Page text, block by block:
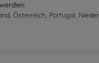
Österreich, Portugal,